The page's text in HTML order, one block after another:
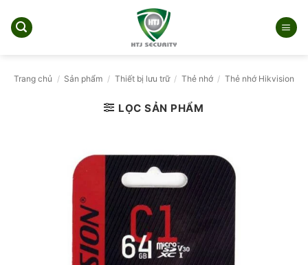
qua
Trang chủ / Sản phẩm / Thiết bị lưu trữ / Thẻ nhớ / Thẻ nhớ Hikvision
LỌC SẢN PHẨM